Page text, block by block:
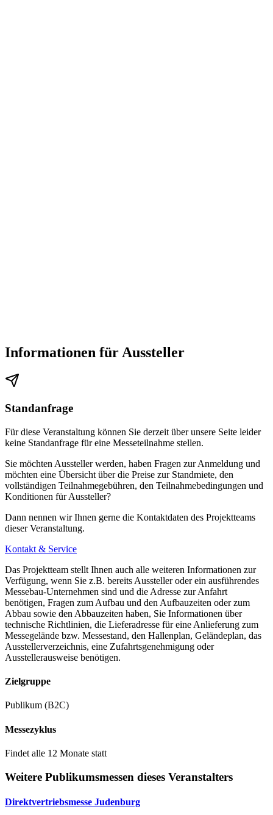
Informationen für Aussteller
Standanfrage
Für diese Veranstaltung können Sie derzeit über unsere Seite leider
keine Standanfrage für eine Messeteilnahme stellen.
Sie möchten Aussteller werden, haben Fragen zur Anmeldung und
möchten eine Übersicht über die Preise zur Standmiete, den
vollständigen Teilnahmegebühren, den Teilnahmebedingungen und
Konditionen für Aussteller?
Dann nennen wir Ihnen gerne die Kontaktdaten des Projektteams
dieser Veranstaltung.
Kontakt & Service
Das Projektteam stellt Ihnen auch alle weiteren Informationen zur
Verfügung, wenn Sie z.B. bereits Aussteller oder ein ausführendes
Messebau-Unternehmen sind und die Adresse zur Anfahrt
benötigen, Fragen zum Aufbau und den Aufbauzeiten oder zum
Abbau sowie den Abbauzeiten haben, Sie Informationen über
technische Richtlinien, die Lieferadresse für eine Anlieferung zum
Messegelände bzw. Messestand, den Hallenplan, Geländeplan, das
Ausstellerverzeichnis, eine Zufahrtsgenehmigung oder
Ausstellerausweise benötigen.
Zielgruppe
Publikum (B2C)
Messezyklus
Findet alle 12 Monate statt
Weitere Publikumsmessen dieses Veranstalters
Direktvertriebsmesse Judenburg